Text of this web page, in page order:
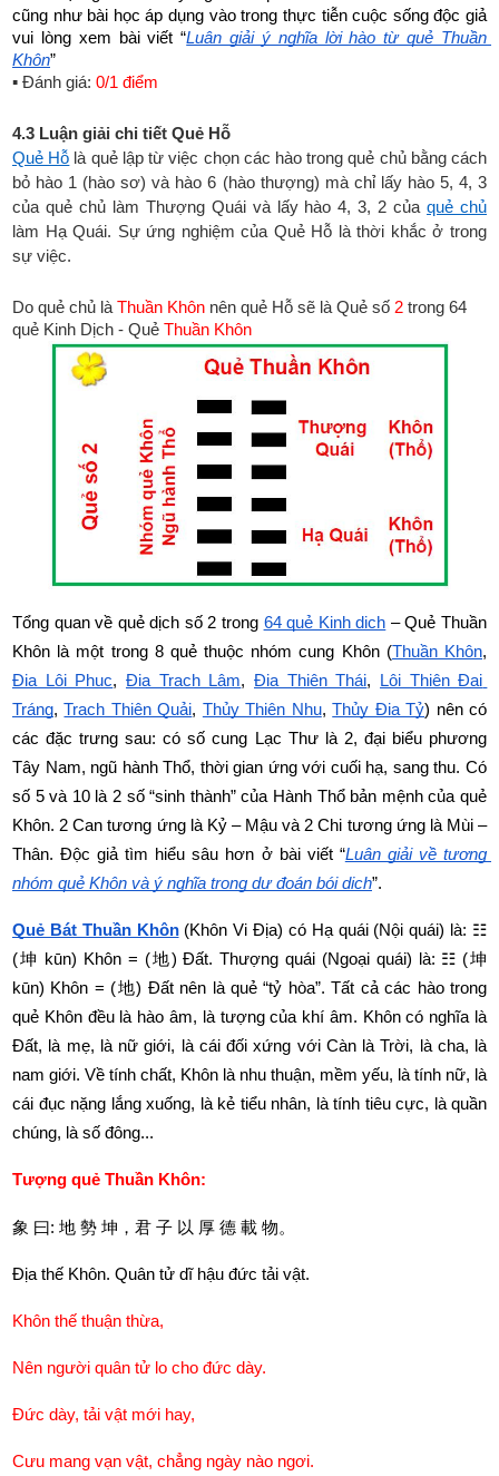
cũng như bài học áp dụng vào trong thực tiễn cuộc sống độc giả
vui lòng xem bài viết “Luận giải ý nghĩa lời hào từ quẻ Thuần
Khôn”
▪ Đánh giá: 0/1 điểm
4.3 Luận giải chi tiết Quẻ Hỗ
Quẻ Hỗ là quẻ lập từ việc chọn các hào trong quẻ chủ bằng cách
bỏ hào 1 (hào sơ) và hào 6 (hào thượng) mà chỉ lấy hào 5, 4, 3
của quẻ chủ làm Thượng Quái và lấy hào 4, 3, 2 củaquẻ chủ
làm Hạ Quái. Sự ứng nghiệm của Quẻ Hỗ là thời khắc ở trong
sự việc.
Do quẻ chủ làThuần Khôn nên quẻ Hỗ sẽ là Quẻ số 2 trong 64
quẻ Kinh Dịch - Quẻ Thuần Khôn
Tổng quan về quẻ dịch số 2 trong 64 quẻ Kinh dịch – Quẻ Thuần
Khôn là một trong 8 quẻ thuộc nhóm cung Khôn (Thuần Khôn,
Địa Lôi Phục, Địa Trạch Lâm, Địa Thiên Thái,
Lôi Thiên Đại
Tráng, Trạch Thiên Quải, Thủy Thiên Nhu, Thủy Địa Tỷ) nên có
các đặc trưng sau: có số cung Lạc Thư là 2, đại biểu phương
Tây Nam, ngũ hành Thổ, thời gian ứng với cuối hạ, sang thu. Có
số 5 và 10 là 2 số “sinh thành” của Hành Thổ bản mệnh của quẻ
Khôn. 2 Can tương ứng là Kỷ – Mậu và 2 Chi tương ứng là Mùi –
Thân. Độc giả tìm hiểu sâu hơn ở bài viết “Luận giải về tượng
nhóm quẻ Khôn và ý nghĩa trong dự đoán bói dịch”.
Quẻ Bát Thuần Khôn (Khôn Vi Địa) có Hạ quái (Nội quái) là: ☷
(坤 kūn) Khôn = (地) Đất. Thượng quái (Ngoại quái) là: ☷ (坤
kūn) Khôn = (地) Đất nên là quẻ “tỷ hòa”. Tất cả các hào trong
quẻ Khôn đều là hào âm, là tượng của khí âm. Khôn có nghĩa là
Đất, là mẹ, là nữ giới, là cái đối xứng với Càn là Trời, là cha, là
nam giới. Về tính chất, Khôn là nhu thuận, mềm yếu, là tính nữ, là
cái đục nặng lắng xuống, là kẻ tiểu nhân, là tính tiêu cực, là quần
chúng, là số đông...
Tượng quẻ Thuần Khôn:
象 曰: 地 勢 坤，君 子 以 厚 德 載 物。
Địa thế Khôn. Quân tử dĩ hậu đức tải vật.
Khôn thế thuận thừa,
Nên người quân tử lo cho đức dày.
Đức dày, tải vật mới hay,
Cưu mang vạn vật, chẳng ngày nào ngơi.